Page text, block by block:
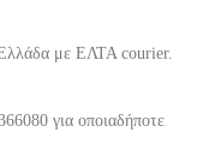
με ΕΛΤΑ courier.
για οποιαδήποτε